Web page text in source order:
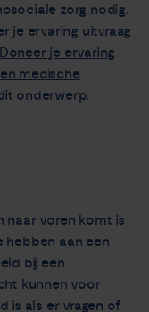
zorg nodig.
je ervaring uitvraag
Doneer je ervaring
medische
onderwerp.
naar voren komt is
hebben aan een
bij een
kunnen voor
is als er vragen of